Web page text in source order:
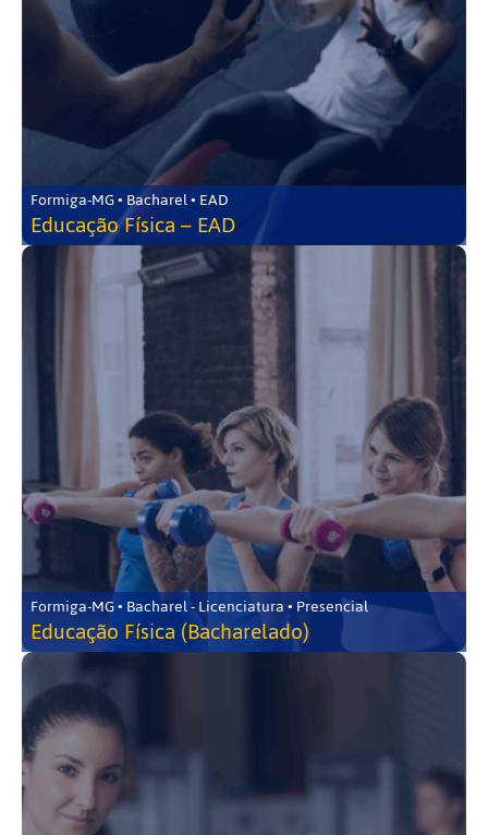
Formiga-MG • Bacharel • EAD
Educação Física – EAD
Formiga-MG • Bacharel - Licenciatura • Presencial
Educação Física (Bacharelado)